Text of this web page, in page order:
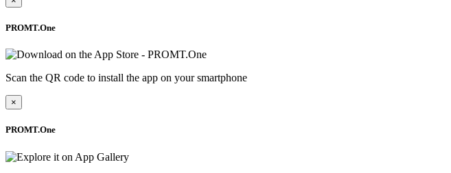
PROMT.One
Scan the QR code to install the app on your smartphone
×
PROMT.One